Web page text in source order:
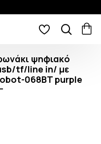
ψηφιακό
tf/line in/ με
068BT purple